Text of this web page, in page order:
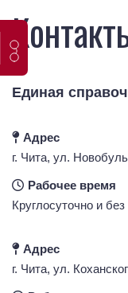
Единая
Адрес
г. Чита, ул.
Рабочее время
Круглосуточно и
Адрес
г. Чита, ул.